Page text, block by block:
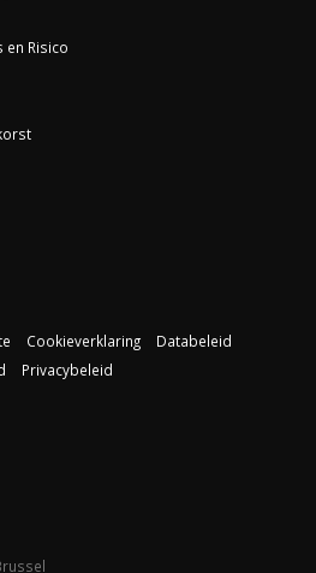
en Risico
Cookieverklaring
Databeleid
Privacybeleid